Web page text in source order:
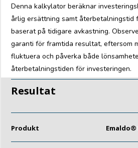
Denna kalkylator beräknar
årlig ersättning samt återbetalningstid
baserat på tidigare avkastning.
garanti för framtida resultat, eftersom
fluktuera och påverka både
återbetalningstiden för investeringen.
Resultat
Produkt